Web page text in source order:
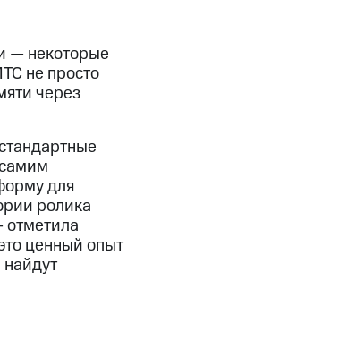
— некоторые
не просто
через
для
ролика
отметила
ценный опыт